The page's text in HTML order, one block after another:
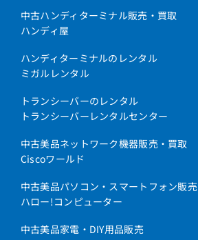
中古ハンディターミナル販売・買取
ハンディ屋
ハンディターミナルのレンタル
ミガルレンタル
トランシーバーのレンタル
トランシーバーレンタルセンター
中古美品ネットワーク機器販売・買取
Ciscoワールド
中古美品パソコン・スマートフォン販売
ハロー!コンピューター
中古美品家電・DIY用品販売